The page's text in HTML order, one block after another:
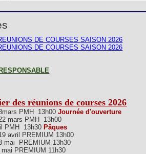
DE COURSES SAISON 2026
DE COURSES SAISON 2026
des réunions de courses 2026
PMH 13h00Journée d'ouverture
mars PMH 13h00
PMH 13h30 Pâques
avril PREMIUM 13h00
mai PREMIUM 13h30
mai PREMIUM 11h30